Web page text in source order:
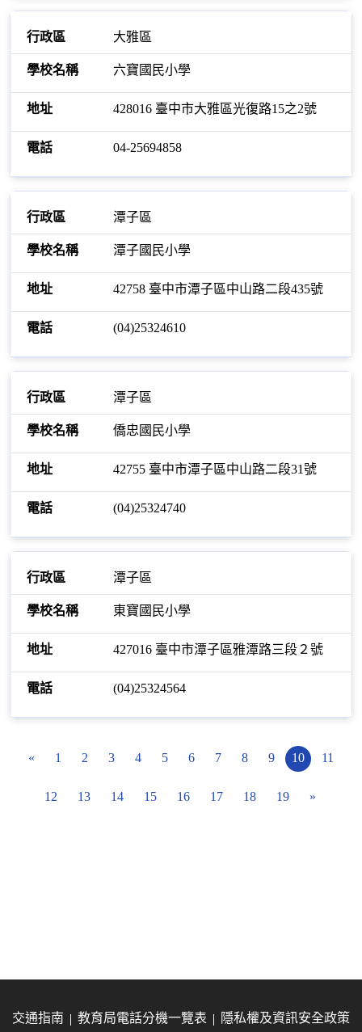
大雅區
六寶國民小學
428016 臺中市大雅區光復路15之2號
04-25694858
潭子區
潭子國民小學
42758 臺中市潭子區中山路二段435號
(04)25324610
潭子區
僑忠國民小學
42755 臺中市潭子區中山路二段31號
(04)25324740
潭子區
東寶國民小學
427016 臺中市潭子區雅潭路三段２號
(04)25324564
« 1 2 3 4 5 6 7 8 9 10 11
12 13 14 15 16 17 18 19 »
交通指南 教育局電話分機一覽表 隱私權及資訊安全政策